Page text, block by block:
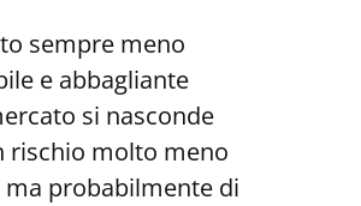
sempre meno
e abbagliante
si nasconde
rischio molto meno
ma probabilmente di